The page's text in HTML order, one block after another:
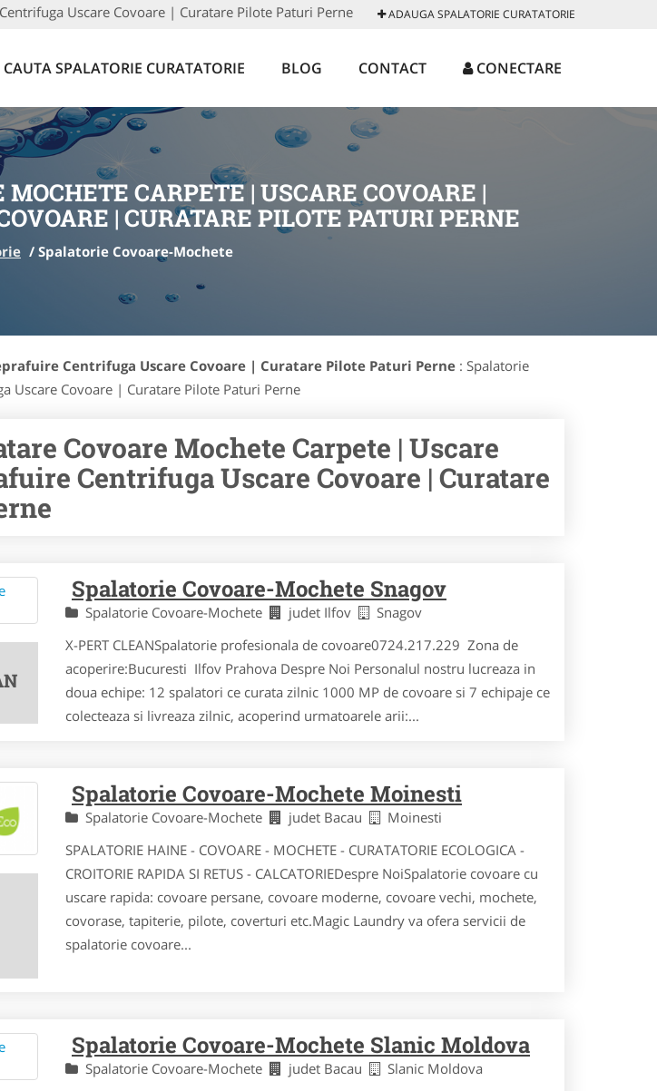
Uscare Covoare | Curatare Pilote Paturi Perne ADAUGA SPALATORIE CURATATORIE
CAUTA SPALATORIE CURATATORIE BLOG CONTACT CONECTARE
CARPETE | USCARE COVOARE |
| CURATARE PILOTE PATURI PERNE
/ Spalatorie Covoare-Mochete
Centrifuga Uscare Covoare | Curatare Pilote Paturi Perne : Spalatorie
Uscare Covoare | Curatare Pilote Paturi Perne
Covoare Mochete Carpete | Uscare
Centrifuga Uscare Covoare | Curatare
Spalatorie Covoare-Mochete Snagov
Spalatorie Covoare-Mochete judet Ilfov
Snagov
X-PERT CLEANSpalatorie profesionala de covoare0724.217.229 Zona de
acoperire:Bucuresti Ilfov Prahova Despre Noi Personalul nostru lucreaza in
doua echipe: 12 spalatori ce curata zilnic 1000 MP de covoare si 7 echipaje ce
colecteaza si livreaza zilnic, acoperind urmatoarele arii:...
Spalatorie Covoare-Mochete Moinesti
Spalatorie Covoare-Mochete judet Bacau
Moinesti
SPALATORIE HAINE - COVOARE - MOCHETE - CURATATORIE ECOLOGICA -
CROITORIE RAPIDA SI RETUS - CALCATORIEDespre NoiSpalatorie covoare cu
uscare rapida: covoare persane, covoare moderne, covoare vechi, mochete,
covorase, tapiterie, pilote, coverturi etc.Magic Laundry va ofera servicii de
spalatorie covoare...
Spalatorie Covoare-Mochete Slanic Moldova
Spalatorie Covoare-Mochete judet Bacau
Slanic Moldova